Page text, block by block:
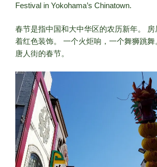
Festival in Yokohama’s Chinatown.
春节是指中国和大中华区的农历新年。
着红色装饰。 一个火炬响，一个舞狮跳
唐人街的春节。